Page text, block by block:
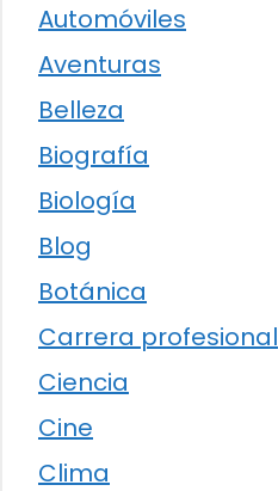
Automóviles
Aventuras
Belleza
Biografía
Biología
Blog
Botánica
Carrera profesional
Ciencia
Cine
Clima